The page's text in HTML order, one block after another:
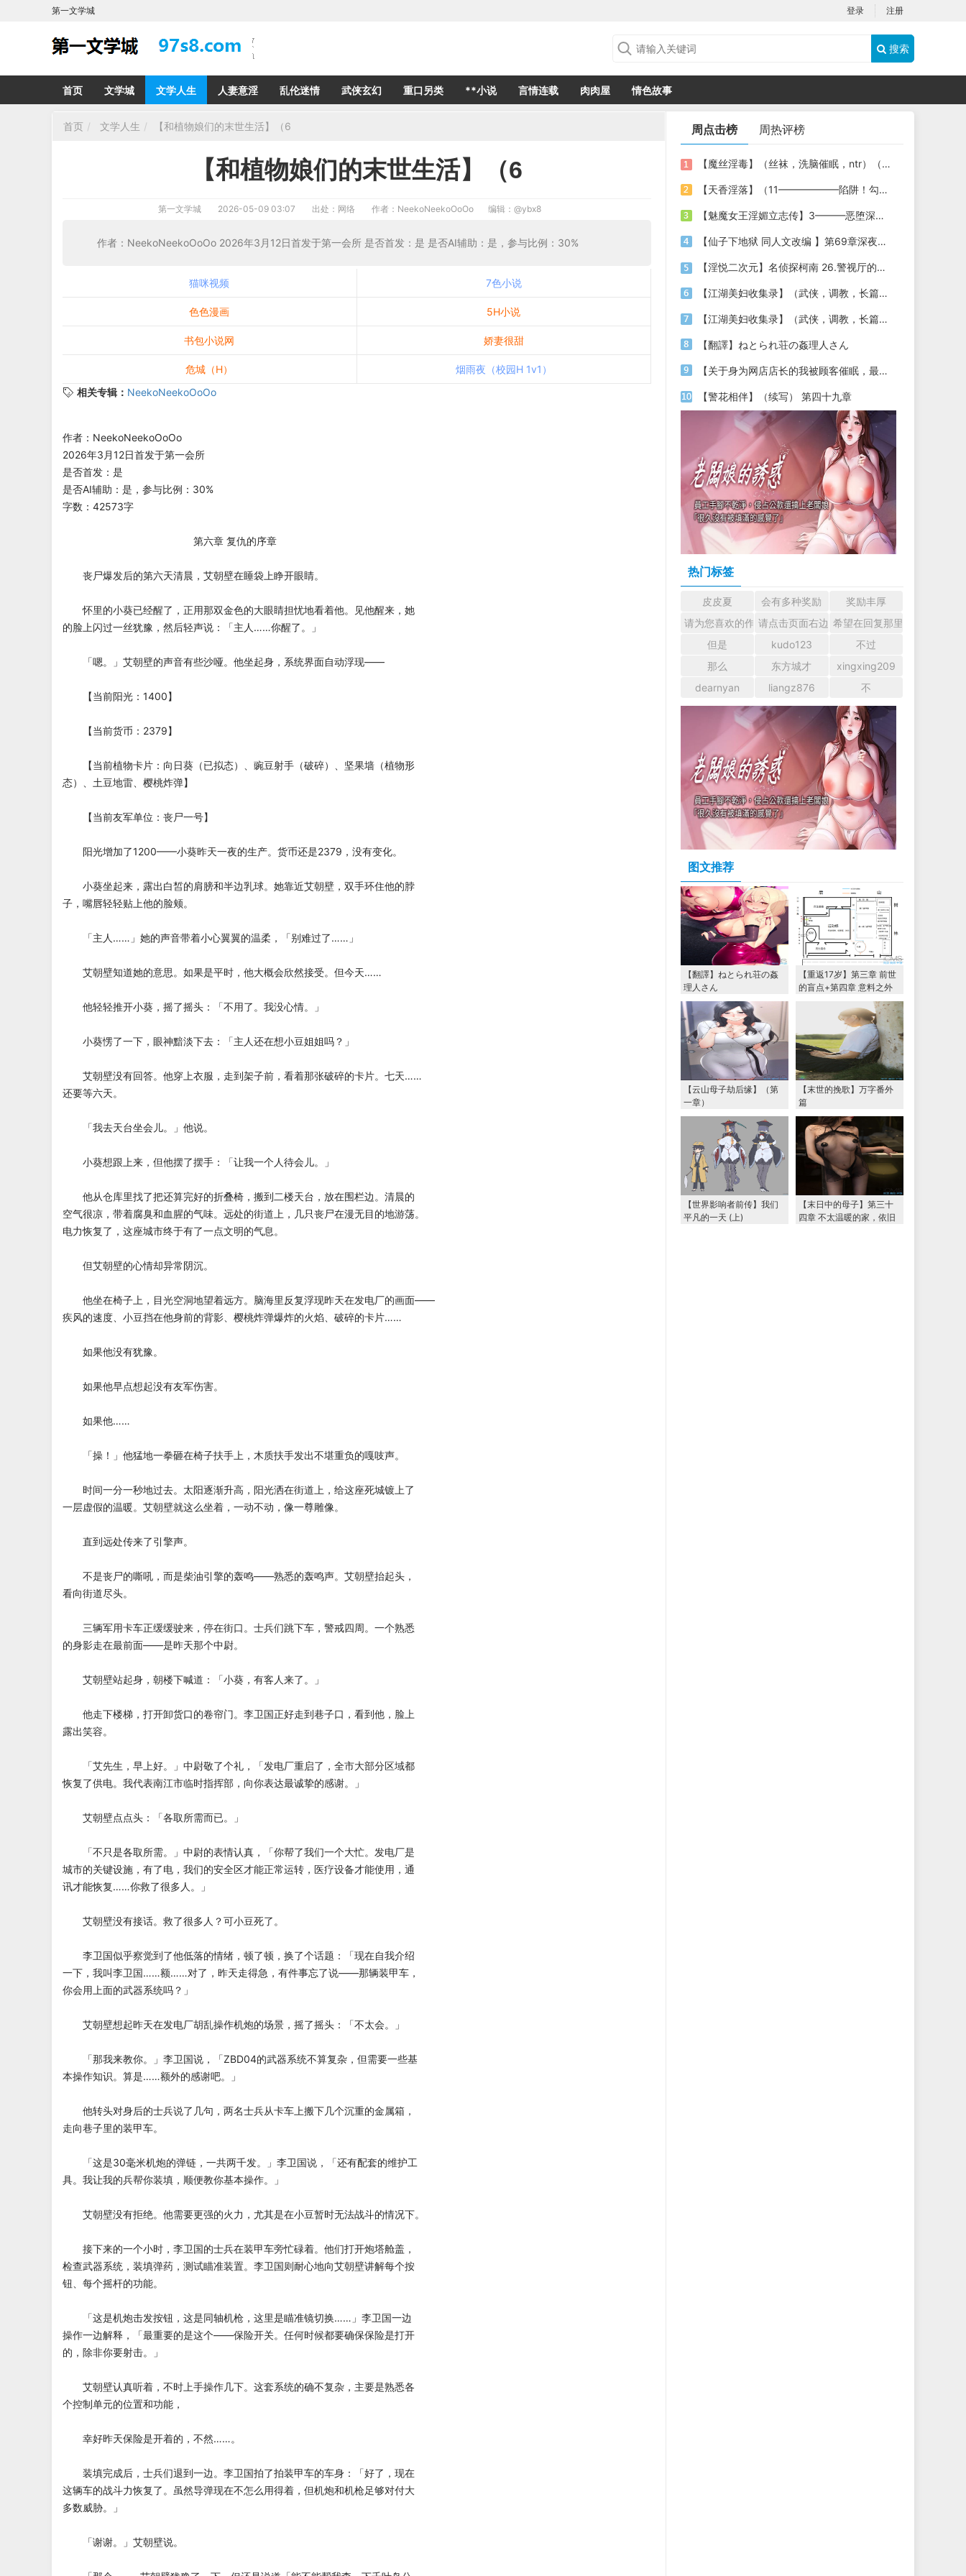
第一文学城 登录 注册
搜索
首页 文学城 文学人生 人妻意淫 乱伦迷情 武侠玄幻 重口另类 **小说 言情连载 肉肉屋 情色故事
首页 文学人生 【和植物娘们的末世生活】（6
【和植物娘们的末世生活】（6
第一文学城 2026-05-09 03:07 出处：网络 作者：NeekoNeekoOoOo 编辑： @ybx8
作者：NeekoNeekoOoOo 2026年3月12日首发于第一会所 是否首发：是 是否AI辅助：是，参与比例：30%
猫咪视频 7色小说
色色漫画 5H小说
书包小说网 娇妻很甜
危城（H）
烟雨夜（校园H 1v1）
相关专辑： NeekoNeekoOoOo
作者：NeekoNeekoOoOo
2026年3月12日首发于第一会所
是否首发：是
是否AI辅助：是，参与比例：30%
字数：42573字
第六章 复仇的序章
丧尸爆发后的第六天清晨，艾朝壁在睡袋上睁开眼睛。
怀里的小葵已经醒了，正用那双金色的大眼睛担忧地看着他。见他醒来，她
的脸上闪过一丝犹豫，然后轻声说：「主人……你醒了。」
「嗯。」艾朝壁的声音有些沙哑。他坐起身，系统界面自动浮现——
【当前阳光：1400】
【当前货币：2379】
【当前植物卡片：向日葵（已拟态）、豌豆射手（破碎）、坚果墙（植物形
态）、土豆地雷、樱桃炸弹】
【当前友军单位：丧尸一号】
阳光增加了1200——小葵昨天一夜的生产。货币还是2379，没有变化。
小葵坐起来，露出白皙的肩膀和半边乳球。她靠近艾朝壁，双手环住他的脖
子，嘴唇轻轻贴上他的脸颊。
「主人……」她的声音带着小心翼翼的温柔，「别难过了……」
艾朝壁知道她的意思。如果是平时，他大概会欣然接受。但今天……
他轻轻推开小葵，摇了摇头：「不用了。我没心情。」
小葵愣了一下，眼神黯淡下去：「主人还在想小豆姐姐吗？」
艾朝壁没有回答。他穿上衣服，走到架子前，看着那张破碎的卡片。七天……
还要等六天。
「我去天台坐会儿。」他说。
小葵想跟上来，但他摆了摆手：「让我一个人待会儿。」
他从仓库里找了把还算完好的折叠椅，搬到二楼天台，放在围栏边。清晨的
空气很凉，带着腐臭和血腥的气味。远处的街道上，几只丧尸在漫无目的地游荡。
电力恢复了，这座城市终于有了一点文明的气息。
但艾朝壁的心情却异常阴沉。
他坐在椅子上，目光空洞地望着远方。脑海里反复浮现昨天在发电厂的画面——
疾风的速度、小豆挡在他身前的背影、樱桃炸弹爆炸的火焰、破碎的卡片……
如果他没有犹豫。
如果他早点想起没有友军伤害。
如果他……
「操！」他猛地一拳砸在椅子扶手上，木质扶手发出不堪重负的嘎吱声。
时间一分一秒地过去。太阳逐渐升高，阳光洒在街道上，给这座死城镀上了
一层虚假的温暖。艾朝壁就这么坐着，一动不动，像一尊雕像。
直到远处传来了引擎声。
不是丧尸的嘶吼，而是柴油引擎的轰鸣——熟悉的轰鸣声。艾朝壁抬起头，
看向街道尽头。
三辆军用卡车正缓缓驶来，停在街口。士兵们跳下车，警戒四周。一个熟悉
的身影走在最前面——是昨天那个中尉。
艾朝壁站起身，朝楼下喊道：「小葵，有客人来了。」
他走下楼梯，打开卸货口的卷帘门。李卫国正好走到巷子口，看到他，脸上
露出笑容。
「艾先生，早上好。」中尉敬了个礼，「发电厂重启了，全市大部分区域都
恢复了供电。我代表南江市临时指挥部，向你表达最诚挚的感谢。」
艾朝壁点点头：「各取所需而已。」
「不只是各取所需。」中尉的表情认真，「你帮了我们一个大忙。发电厂是
城市的关键设施，有了电，我们的安全区才能正常运转，医疗设备才能使用，通
讯才能恢复……你救了很多人。」
艾朝壁没有接话。救了很多人？可小豆死了。
李卫国似乎察觉到了他低落的情绪，顿了顿，换了个话题：「现在自我介绍
一下，我叫李卫国……额……对了，昨天走得急，有件事忘了说——那辆装甲车，
你会用上面的武器系统吗？」
艾朝壁想起昨天在发电厂胡乱操作机炮的场景，摇了摇头：「不太会。」
「那我来教你。」李卫国说，「ZBD04的武器系统不算复杂，但需要一些基
本操作知识。算是……额外的感谢吧。」
他转头对身后的士兵说了几句，两名士兵从卡车上搬下几个沉重的金属箱，
走向巷子里的装甲车。
「这是30毫米机炮的弹链，一共两千发。」李卫国说，「还有配套的维护工
具。我让我的兵帮你装填，顺便教你基本操作。」
艾朝壁没有拒绝。他需要更强的火力，尤其是在小豆暂时无法战斗的情况下。
接下来的一个小时，李卫国的士兵在装甲车旁忙碌着。他们打开炮塔舱盖，
检查武器系统，装填弹药，测试瞄准装置。李卫国则耐心地向艾朝壁讲解每个按
钮、每个摇杆的功能。
「这是机炮击发按钮，这是同轴机枪，这里是瞄准镜切换……」李卫国一边
操作一边解释，「最重要的是这个——保险开关。任何时候都要确保保险是打开
的，除非你要射击。」
艾朝壁认真听着，不时上手操作几下。这套系统的确不复杂，主要是熟悉各
个控制单元的位置和功能，
幸好昨天保险是开着的，不然……。
装填完成后，士兵们退到一边。李卫国拍了拍装甲车的车身：「好了，现在
这辆车的战斗力恢复了。虽然导弹现在不怎么用得着，但机炮和机枪足够对付大
多数威胁。」
「谢谢。」艾朝壁说。
周点击榜 周热评榜
【魔丝淫毒】（丝袜，洗脑催眠，ntr）（24）（我不想）
【天香淫落】（11——————陷阱！勾结的警局调教（下））
【魅魔女王淫媚立志传】3———恶堕深渊的开端
【仙子下地狱 同人文改编 】第69章深夜窥淫戏 交心与交性(二)(纯爱+各种情趣玩法)
【淫悦二次元】名侦探柯南 26.警视厅的隐藏淫娃
【江湖美妇收集录】（武侠，调教，长篇）（6）（师娘篇）
【江湖美妇收集录】（武侠，调教，长篇）（13）（下山历练篇）
【翻譯】ねとられ荘の姦理人さん
【关于身为网店店长的我被顾客催眠，最终堕落为丝袜发情母狗这件事】（18～20）
【警花相伴】（续写） 第四十九章
热门标签
皮皮夏 会有多种奖励
奖励丰厚
请为您喜欢的作者加油吧！ 认真回复交流
请点击页面右边的小手图标支持楼主。
希望在回复那里留下您的
但是
kudo123
不过
那么
东方城才
xingxing209
dearnyan
liangz876 不
图文推荐
【翻譯】ねとられ荘の姦
理人さん
【重返17岁】第三章 前世
的盲点+第四章 意料之外
的相认+番外篇（本文为女
主第一视角，两万字更
【云山母子劫后缘】（第
一章）
【末世的挽歌】万字番外
篇
【世界影响者前传】我们
平凡的一天 (上)
【末日中的母子】第三十
四章 不太温暖的家，依旧